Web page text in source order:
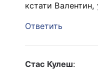
кстати
Ответить
Стас Кулеш: